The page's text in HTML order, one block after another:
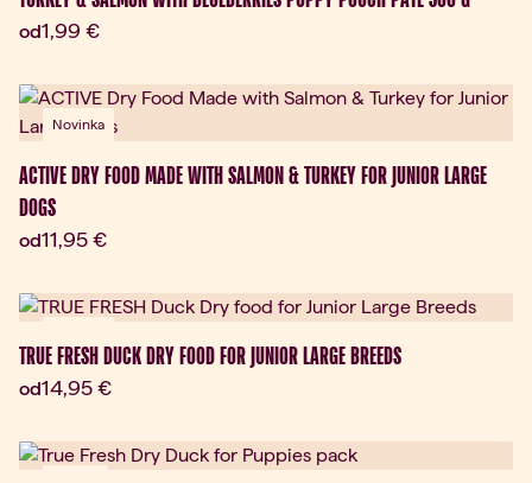
odAktuálna cena:
1,99 €
Novinka
ACTIVE DRY FOOD MADE WITH SALMON & TURKEY FOR JUNIOR LARGE
DOGS
odAktuálna cena:
11,95 €
TRUE FRESH DUCK DRY FOOD FOR JUNIOR LARGE BREEDS
odAktuálna cena:
14,95 €